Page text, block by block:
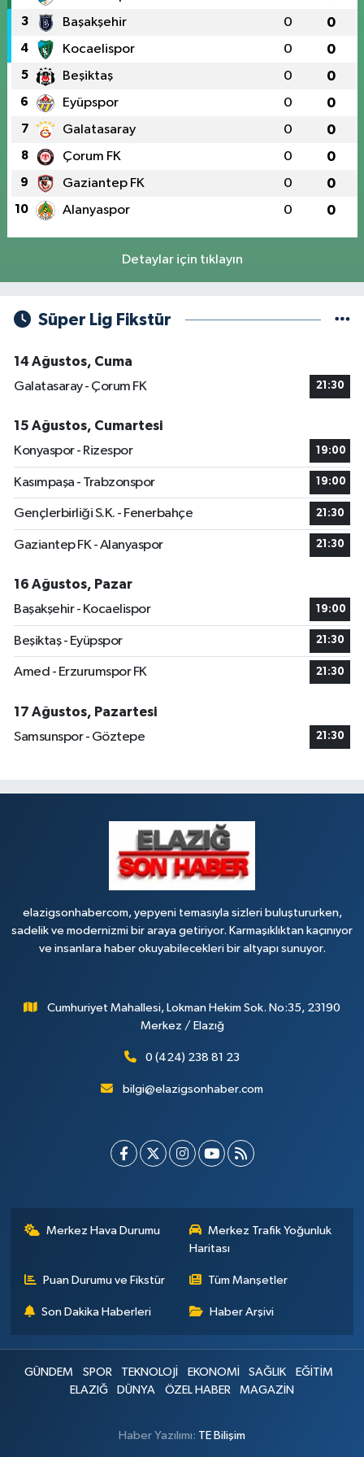
3 Başakşehir 0 0
4 Kocaelispor 0 0
5 Beşiktaş 0 0
6 Eyüpspor 0 0
7 Galatasaray 0 0
8 Çorum FK 0 0
9 Gaziantep FK 0 0
10 Alanyaspor 0 0
Detaylar için tıklayın
Süper Lig Fikstür
14 Ağustos, Cuma
Galatasaray - Çorum FK
21:30
15 Ağustos, Cumartesi
Konyaspor - Rizespor
19:00
Kasımpaşa - Trabzonspor 19:00
Gençlerbirliği S.K. - Fenerbahçe 21:30
Gaziantep FK - Alanyaspor 21:30
16 Ağustos, Pazar
Başakşehir - Kocaelispor
19:00
Beşiktaş - Eyüpspor 21:30
Amed - Erzurumspor FK 21:30
17 Ağustos, Pazartesi
Samsunspor - Göztepe
21:30
elazigsonhabercom, yepyeni temasıyla sizleri buluştururken,
sadelik ve modernizmi bir araya getiriyor. Karmaşıklıktan kaçınıyor
ve insanlara haber okuyabilecekleri bir altyapı sunuyor.
Cumhuriyet Mahallesi, Lokman Hekim Sok. No:35, 23190
Merkez / Elazığ
0 (424) 238 81 23
bilgi@elazigsonhaber.com
Merkez Hava Durumu
Merkez Trafik Yoğunluk
Haritası
Puan Durumu ve Fikstür Tüm Manşetler
Son Dakika Haberleri Haber Arşivi
GÜNDEM SPOR TEKNOLOJİ EKONOMİ SAĞLIK
EĞİTİM
ELAZIĞ
DÜNYA ÖZEL HABER MAGAZİN
Haber Yazılımı: TE Bilişim